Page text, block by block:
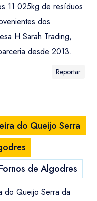
11 025kg de resíduos
dos
H Sarah Trading,
desde 2013.
Reportar
do Queijo Serra
de Algodres
do Queijo Serra da